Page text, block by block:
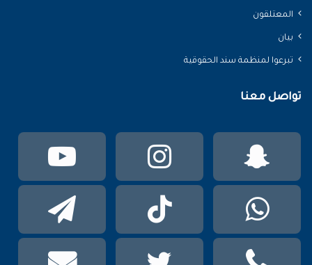
المعتلقون
بيان
تبرعوا لمنظمة سند الحقوقية
تواصل معنا
انستقرام
سناب
TikTok
واتساب